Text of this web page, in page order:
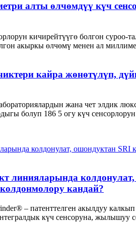
алты өлчөмдүү күч
кичирейтүүгө болгон
акыркы өлчөмү менен ал
кайра жөнөтүлүп,
жана чет элдик
болуп 186 5 огу күч
линияларында
кандай?
– патенттелген акылдуу
күч сенсоруна, жылышуу